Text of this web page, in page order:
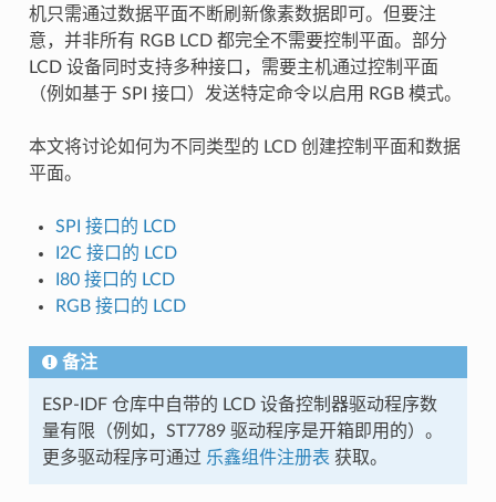
机只需通过数据平面不断刷新像素数据即可。但要注
意，并非所有 RGB LCD 都完全不需要控制平面。部分
LCD 设备同时支持多种接口，需要主机通过控制平面
（例如基于 SPI 接口）发送特定命令以启用 RGB 模式。
本文将讨论如何为不同类型的 LCD 创建控制平面和数据
平面。
SPI 接口的 LCD
I2C 接口的 LCD
I80 接口的 LCD
RGB 接口的 LCD
备注
ESP-IDF 仓库中自带的 LCD 设备控制器驱动程序数
量有限（例如，ST7789 驱动程序是开箱即用的）。
更多驱动程序可通过 乐鑫组件注册表 获取。